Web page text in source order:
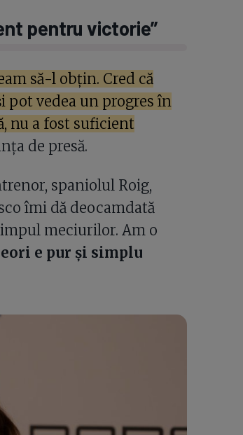
pentru victorie”
să-l obțin. Cred că
pot vedea un progres în
nu a fost suficient
de presă.
spaniolul Roig,
îmi dă deocamdată
meciurilor. Am o
e pur și simplu